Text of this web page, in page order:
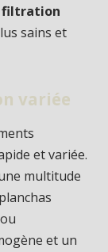
filtration
sains et
variée
et variée.
multitude
ou
et un